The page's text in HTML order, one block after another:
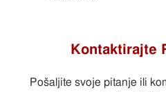
Kontaktirajte
Pošaljite svoje pitanje ili